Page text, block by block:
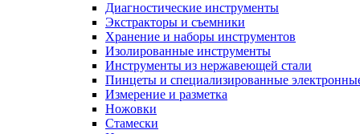
Диагностические инструменты
Экстракторы и съемники
Хранение и наборы инструментов
Изолированные инструменты
Инструменты из нержавеющей стали
Пинцеты и специализированные
Измерение и разметка
Ножовки
Стамески